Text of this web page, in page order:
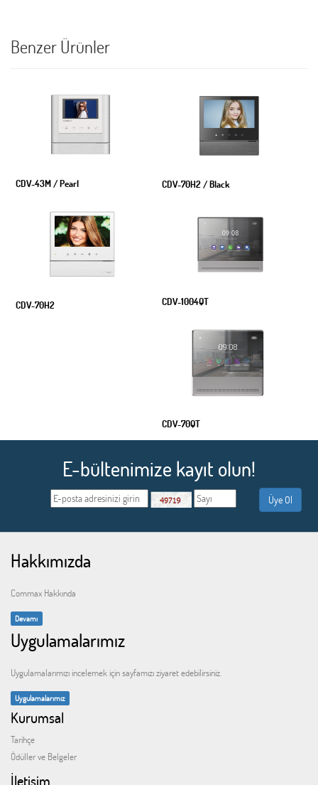
Benzer Ürünler
CDV-43M / Pearl CDV-70H2 / Black
CDV-70H2 CDV-1004QT
CDV-70QT
E-bültenimize kayıt olun!
Hakkımızda
Commax Hakkında
Devamı
Uygulamalarımız
Uygulamalarımızı incelemek için sayfamızı ziyaret edebilirsiniz.
Uygulamalarımız
Kurumsal
Tarihçe
Ödüller ve Belgeler
İletişim